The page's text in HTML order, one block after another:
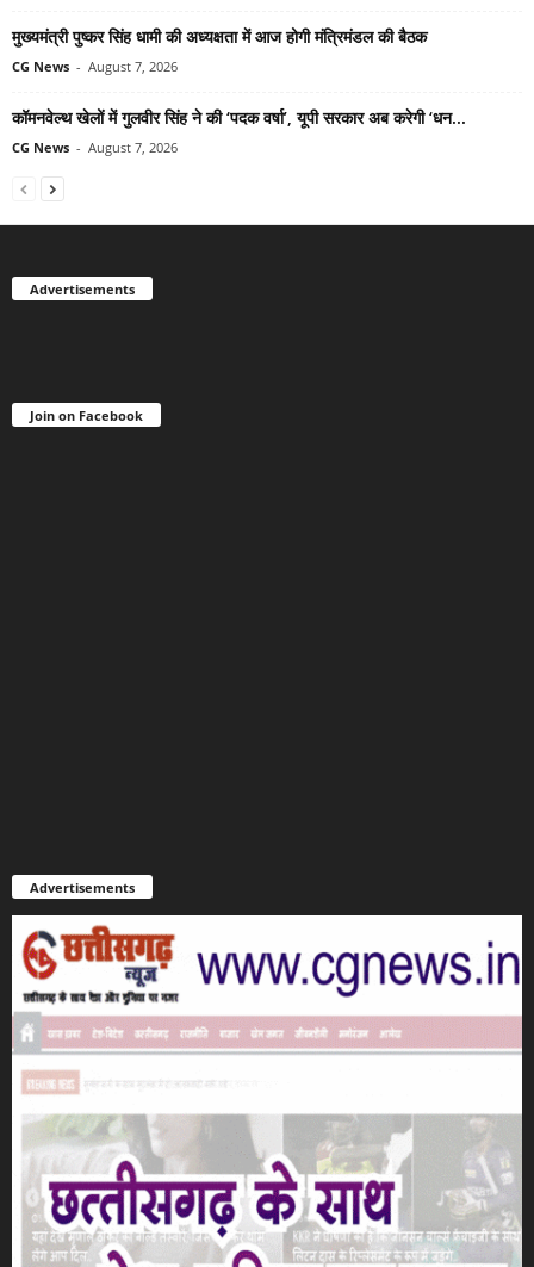
मुख्यमंत्री पुष्कर सिंह धामी की अध्यक्षता में आज होगी मंत्रिमंडल की बैठक
CG News - August 7, 2026
कॉमनवेल्थ खेलों में गुलवीर सिंह ने की ‘पदक वर्षा’, यूपी सरकार अब करेगी ‘धन...
CG News - August 7, 2026
Advertisements
Join on Facebook
Advertisements